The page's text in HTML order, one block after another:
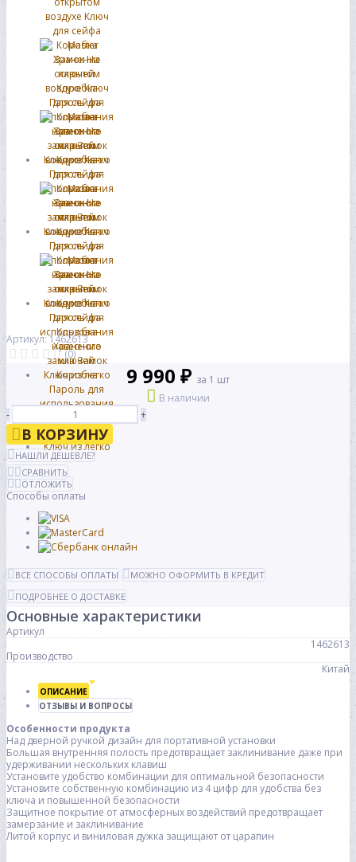
Артикул: 1462613
(0)
9 990 ₽ за 1 шт
В наличии
-
+
В КОРЗИНУ
НАШЛИ ДЕШЕВЛЕ?
СРАВНИТЬ
ОТЛОЖИТЬ
Способы оплаты
ВСЕ СПОСОБЫ ОПЛАТЫ
МОЖНО ОФОРМИТЬ В КРЕДИТ
ПОДРОБНЕЕ О ДОСТАВКЕ
Основные характеристики
Артикул
1462613
Производство
Китай
ОПИСАНИЕ
ОТЗЫВЫ И ВОПРОСЫ
Особенности продукта
Над дверной ручкой дизайн для портативной установки
Большая внутренняя полость предотвращает заклинивание даже при
удерживании нескольких клавиш
Установите удобство комбинации для оптимальной безопасности
Установите собственную комбинацию из 4 цифр для удобства без
ключа и повышенной безопасности
Защитное покрытие от атмосферных воздействий предотвращает
замерзание и заклинивание
Литой корпус и виниловая дужка защищают от царапин